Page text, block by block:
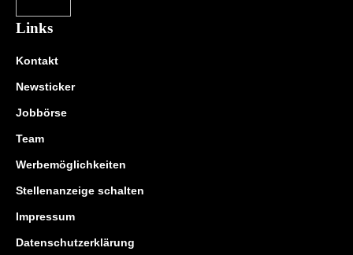
Links
Kontakt
Newsticker
Jobbörse
Team
Werbemöglichkeiten
Stellenanzeige schalten
Impressum
Datenschutzerklärung